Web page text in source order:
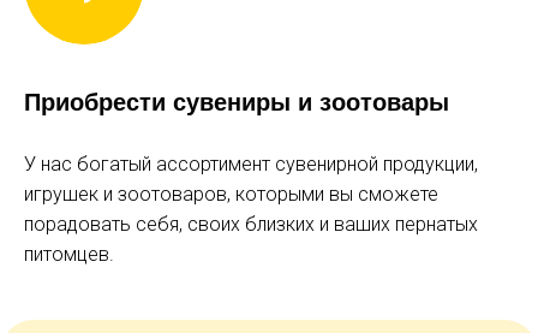
Приобрести сувениры и зоотовары
У нас богатый ассортимент сувенирной продукции,
игрушек и зоотоваров, которыми вы сможете
порадовать себя, своих близких и ваших пернатых
питомцев.
СКИДКА
именинникам в день рождения
инвалидам*
0 р